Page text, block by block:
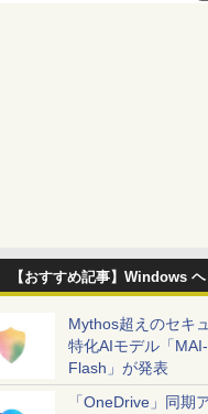
【おすすめ記事】Windows
Mythos超えのセキ
特化AIモデル「
Flash」が発表
「OneDrive」同期